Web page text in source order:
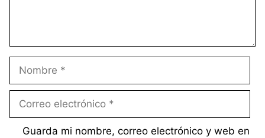
Nombre
Correo
Guarda mi nombre, correo electrónico y web en